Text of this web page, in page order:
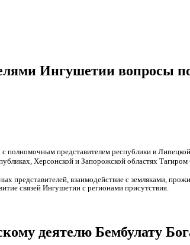
Ингушетии вопросы
полномочным представителем республики в
Херсонской и Запорожской областях Тагиром
представителей, взаимодействие с земляками,
связей Ингушетии с регионами присутствия.
деятелю Бембулату